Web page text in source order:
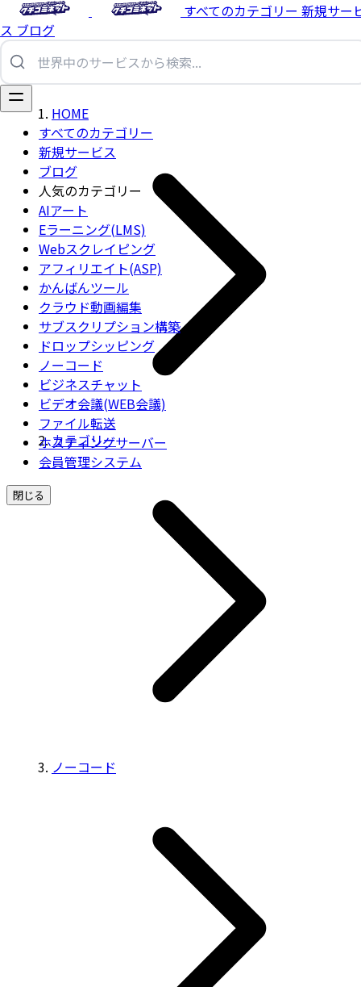
すべてのカテゴリー 新規サー
ス ブログ
すべてのカテゴリー
新規サービス
ブログ
人気のカテゴリー
AIアート
Eラーニング(LMS)
Webスクレイピング
アフィリエイト(ASP)
かんばんツール
クラウド動画編集
サブスクリプション構築
ドロップシッピング
ノーコード
ビジネスチャット
ビデオ会議(WEB会議)
ファイル転送
ホスティングサーバー
会員管理システム
閉じる
HOME
カテゴリー
ノーコード